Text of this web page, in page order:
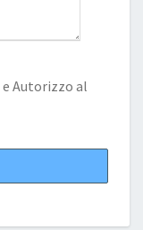
e Autorizzo al